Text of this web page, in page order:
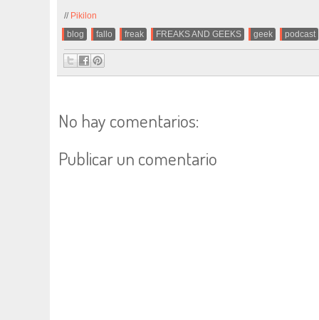
// Pikilon
blog fallo freak FREAKS AND GEEKS geek podcast
No hay comentarios:
Publicar un comentario